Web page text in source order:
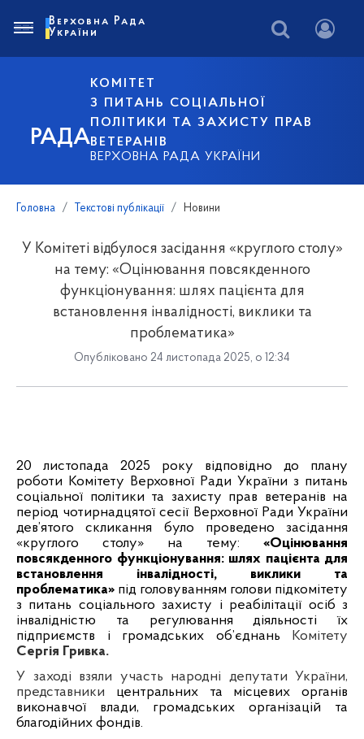
РАДА
КОМІТЕТ
З ПИТАНЬ СОЦІАЛЬНОЇ
ПОЛІТИКИ ТА ЗАХИСТУ ПРАВ
ВЕТЕРАНІВ
ВЕРХОВНА РАДА УКРАЇНИ
Верховна Рада
України
Головна Текстові публікації Новини
У Комітеті відбулося засідання «круглого столу»
на тему: «Оцінювання повсякденного
функціонування: шлях пацієнта для
встановлення інвалідності, виклики та
проблематика»
Опубліковано 24 листопада 2025, о 12:34
20 листопада 2025 року відповідно до плану
роботи Комітету Верховної Ради України з питань
соціальної політики та захисту прав ветеранів на
період чотирнадцятої сесії Верховної Ради України
дев’ятого скликання було проведено засідання
«круглого столу» на тему: «Оцінювання
повсякденного функціонування: шлях пацієнта для
встановлення інвалідності, виклики та
проблематика» під головуванням голови підкомітету
з питань соціального захисту і реабілітації осіб з
інвалідністю та регулювання діяльності їх
підприємств і громадських об’єднань
Комітету
Сергія Гривка.
У заході взяли участь народні депутати України,
представники центральних та місцевих органів
виконавчої влади, громадських організацій та
благодійних фондів.